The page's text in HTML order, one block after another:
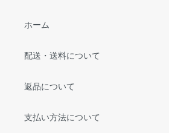
ホーム
配送・送料について
返品について
支払い方法について